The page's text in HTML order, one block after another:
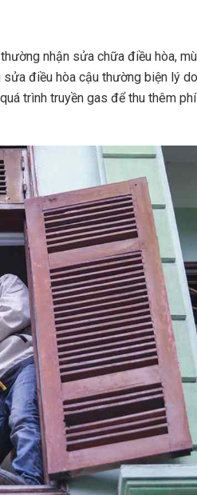
nhận sửa chữa điều hòa,
điều hòa cậu thường biện lý do
trình truyền gas để thu thêm phí